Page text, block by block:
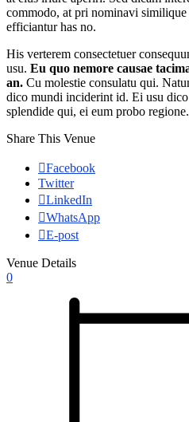
commodo, at pri nominavi
efficiantur has no.
His verterem consectetuer
usu. Eu quo nemore causae
an. Cu molestie consulatu qui.
dico mundi inciderint id. Ei usu
splendide qui, ei eum probo regione.
Share This Venue
Facebook
Twitter
LinkedIn
WhatsApp
E-post
Venue Details
0